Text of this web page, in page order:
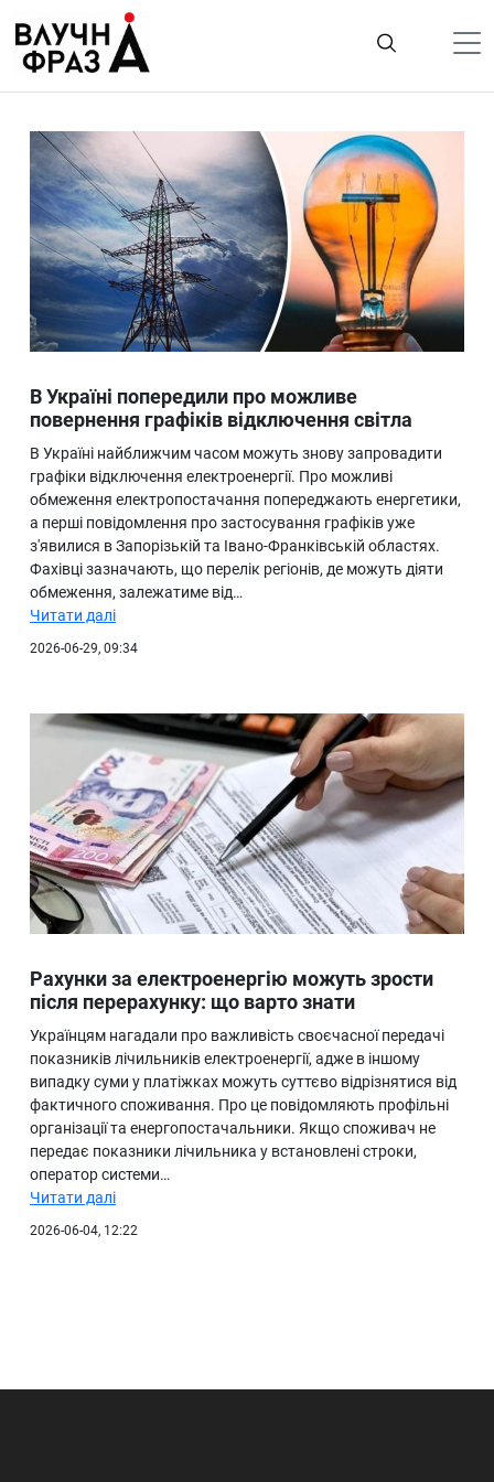
содержимому
Гроші
Життя
Лайфстайл
ТехноНаука
Людина
Ukraine
Про нас
В Україні попередили про можливе
повернення графіків відключення світла
В Україні найближчим часом можуть знову запровадити
графіки відключення електроенергії. Про можливі
обмеження електропостачання попереджають енергетики,
а перші повідомлення про застосування графіків уже
з'явилися в Запорізькій та Івано-Франківській областях.
Фахівці зазначають, що перелік регіонів, де можуть діяти
обмеження, залежатиме від…
Читати далі
2026-06-29, 09:34
Рахунки за електроенергію можуть зрости
після перерахунку: що варто знати
Українцям нагадали про важливість своєчасної передачі
показників лічильників електроенергії, адже в іншому
випадку суми у платіжках можуть суттєво відрізнятися від
фактичного споживання. Про це повідомляють профільні
організації та енергопостачальники. Якщо споживач не
передає показники лічильника у встановлені строки,
оператор системи…
Читати далі
2026-06-04, 12:22